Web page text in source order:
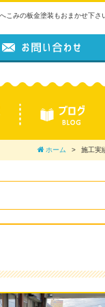
こみの板金塗装もおまかせ下さ
ホーム 施工実